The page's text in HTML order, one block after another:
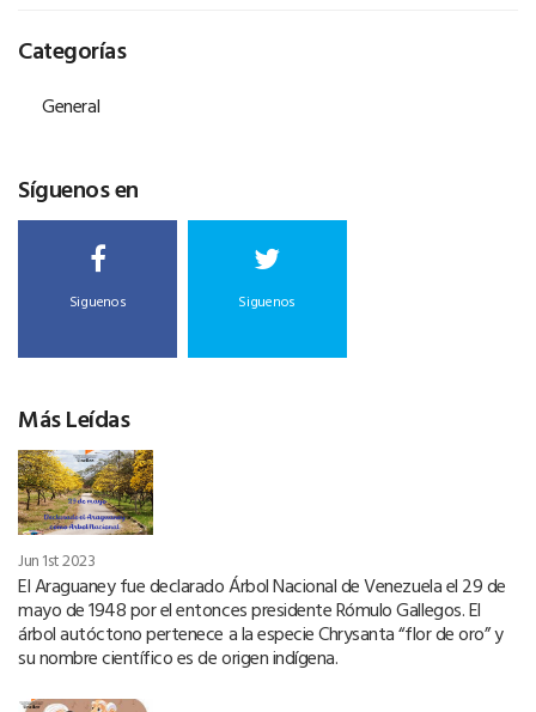
Categorías
General
Síguenos en
Siguenos Siguenos
Más Leídas
Jun 1st 2023
El Araguaney fue declarado Árbol Nacional de Venezuela el 29 de
mayo de 1948 por el entonces presidente Rómulo Gallegos. El
árbol autóctono pertenece a la especie Chrysanta “flor de oro” y
su nombre científico es de origen indígena.